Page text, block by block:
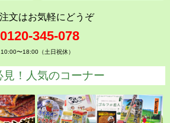
文はお気軽にどうぞ
0120-345-078
10:00〜18:00（土日祝休）
見！人気のコーナー